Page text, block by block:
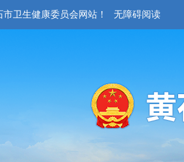
卫生健康委员会网站！ 无障碍阅读